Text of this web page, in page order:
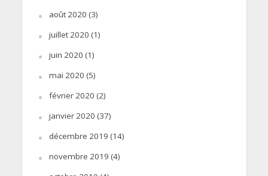
août 2020 (3)
juillet 2020 (1)
juin 2020 (1)
mai 2020 (5)
février 2020 (2)
janvier 2020 (37)
décembre 2019 (14)
novembre 2019 (4)